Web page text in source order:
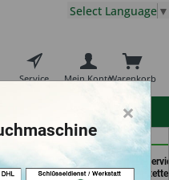
Service Warenkorb
Mein Konto
Select Language ▼
e.k. (in
der Schlüssel
Moos (in
×